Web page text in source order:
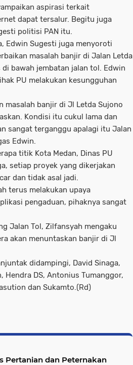
aspirasi terkait
dapat tersalur. Begitu juga
politisi PAN itu.
Edwin Sugesti juga menyoroti
masalah banjir di Jalan Letda
bawah jembatan jalan tol. Edwin
PU melakukan kesungguhan
masalah banjir di Jl Letda Sujono
Kondisi itu cukul lama dan
sangat terganggu apalagi itu Jalan
Edwin.
titik Kota Medan, Dinas PU
setiap proyek yang dikerjakan
dan tidak asal jadi.
terus melakukan upaya
pengaduan, pihaknya sangat
Jalan Tol, Zilfansyah mengaku
akan menuntaskan banjir di Jl
didampingi, David Sinaga,
Hendra DS, Antonius Tumanggor,
dan Sukamto.(Rd)